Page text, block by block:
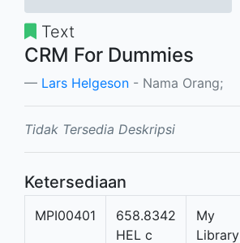
Text
CRM For Dummies
Lars Helgeson - Nama Orang;
Tidak Tersedia Deskripsi
Ketersediaan
MPI00401
658.8342
HEL c
My
Library